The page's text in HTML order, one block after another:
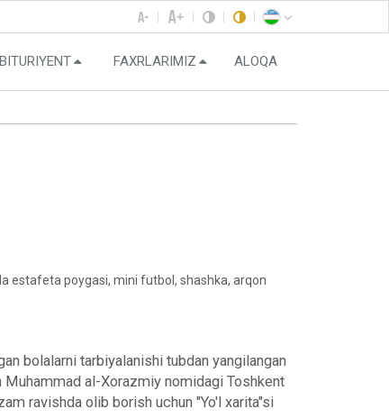
FAXRLARIMIZ ALOQA
estafeta poygasi, mini futbol, shashka, arqon
bolalarni tarbiyalanishi tubdan yangilangan
al-Xorazmiy nomidagi Toshkent
ravishda olib borish uchun "Yo'l xarita"si